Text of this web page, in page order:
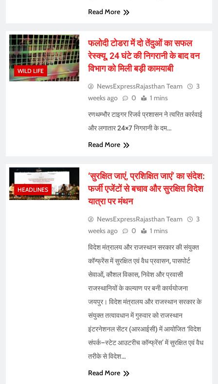
Read More
WILD LIFE
फलोदी टोडरा में दो तेंदुओं का सफल
रेस्क्यू, 24 घंटे की निगरानी के बाद वन
विभाग को मिली बड़ी कामयाबी
NewsExpressRajasthan Team
3
weeks ago
0 1 mins
रणथम्भौर टाइगर रिजर्व प्रशासन ने त्वरित कार्रवाई
और लगातार 24×7 निगरानी के दम…
Read More
HEADLINES
‘सुरक्षित जाएं, प्रशिक्षित जाएं’ का संदेश:
फर्जी एजेंटों से बचाव और सुरक्षित विदेश
यात्रा पर मंथन
NewsExpressRajasthan Team
3
weeks ago
0 1 mins
विदेश मंत्रालय और राजस्थान सरकार की संयुक्त
कॉन्फ्रेंस में सुरक्षित एवं वैध प्रवासन, पासपोर्ट
सेवाओं, कौशल विकास, निवेश और प्रवासी
राजस्थानियों के कल्याण पर बनी कार्ययोजना
जयपुर। विदेश मंत्रालय और राजस्थान सरकार के
संयुक्त तत्वावधान में गुरुवार को राजस्थान
इंटरनेशनल सेंटर (आरआईसी) में आयोजित ‘विदेश
संपर्क–स्टेट आउटरीच कॉन्फ्रेंस’ में सुरक्षित एवं वैध
तरीके से विदेश…
Read More